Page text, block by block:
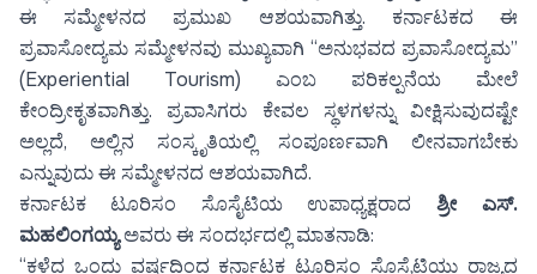
ಈ ಸಮ್ಮೇಳನದ ಪ್ರಮುಖ ಆಶಯವಾಗಿತ್ತು. ಕರ್ನಾಟಕದ ಈ
ಪ್ರವಾಸೋದ್ಯಮ ಸಮ್ಮೇಳನವು ಮುಖ್ಯವಾಗಿ “ಅನುಭವದ ಪ್ರವಾಸೋದ್ಯಮ”
(Experiential Tourism) ಎಂಬ ಪರಿಕಲ್ಪನೆಯ ಮೇಲೆ
ಕೇಂದ್ರೀಕೃತವಾಗಿತ್ತು. ಪ್ರವಾಸಿಗರು ಕೇವಲ ಸ್ಥಳಗಳನ್ನು ವೀಕ್ಷಿಸುವುದಷ್ಟೇ
ಅಲ್ಲದೆ, ಅಲ್ಲಿನ ಸಂಸ್ಕೃತಿಯಲ್ಲಿ ಸಂಪೂರ್ಣವಾಗಿ ಲೀನವಾಗಬೇಕು
ಎನ್ನುವುದು ಈ ಸಮ್ಮೇಳನದ ಆಶಯವಾಗಿದೆ.
ಕರ್ನಾಟಕ ಟೂರಿಸಂ ಸೊಸೈಟಿಯ ಉಪಾಧ್ಯಕ್ಷರಾದ ಶ್ರೀ ಎಸ್.
ಮಹಲಿಂಗಯ್ಯಅವರು ಈ ಸಂದರ್ಭದಲ್ಲಿ ಮಾತನಾಡಿ:
“ಕಳೆದ ಒಂದು ವರ್ಷದಿಂದ ಕರ್ನಾಟಕ ಟೂರಿಸಂ ಸೊಸೈಟಿಯು ರಾಜ್ಯದ